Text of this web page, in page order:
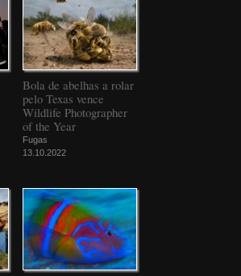
Bola de abelhas a rolar
pelo Texas vence
Wildlife Photographer
of the Year
Fugas
13.10.2022